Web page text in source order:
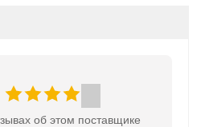
об этом поставщике